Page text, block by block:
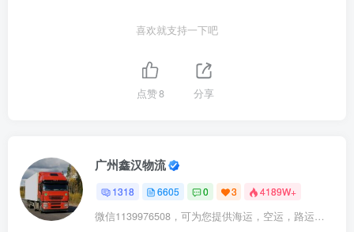
喜欢就支持一下吧
点赞8 分享
广州鑫汉物流
1318 6605 0 3 4189W+
微信1139976508，可为您提供海运，空运，路运，铁路运输